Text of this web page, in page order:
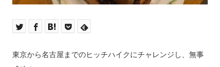
東京から名古屋までのヒッチハイクにチャレンジし、無事